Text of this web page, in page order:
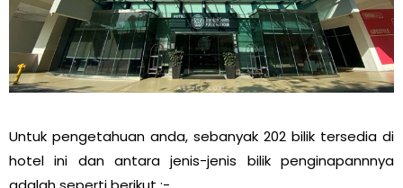
Untuk pengetahuan anda, sebanyak 202 bilik tersedia di
hotel ini dan antara jenis-jenis bilik penginapannnya